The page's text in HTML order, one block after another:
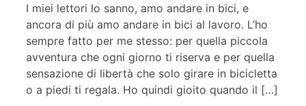
I miei lettori lo sanno, amo andare in bici, e
ancora di più amo andare in bici al lavoro. L’ho
sempre fatto per me stesso: per quella piccola
avventura che ogni giorno ti riserva e per quella
sensazione di libertà che solo girare in bicicletta
o a piedi ti regala. Ho quindi gioito quando il […]